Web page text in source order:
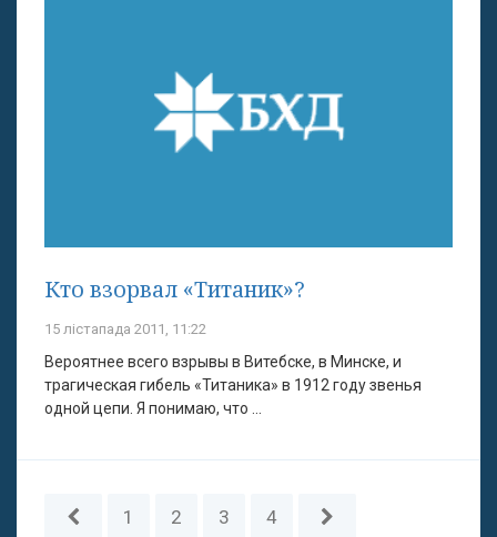
Кто взорвал «Титаник»?
15 лістапада 2011, 11:22
Вероятнее всего взрывы в Витебске, в Минске, и
трагическая гибель «Титаника» в 1912 году звенья
одной цепи. Я понимаю, что ...
1 2 3 4